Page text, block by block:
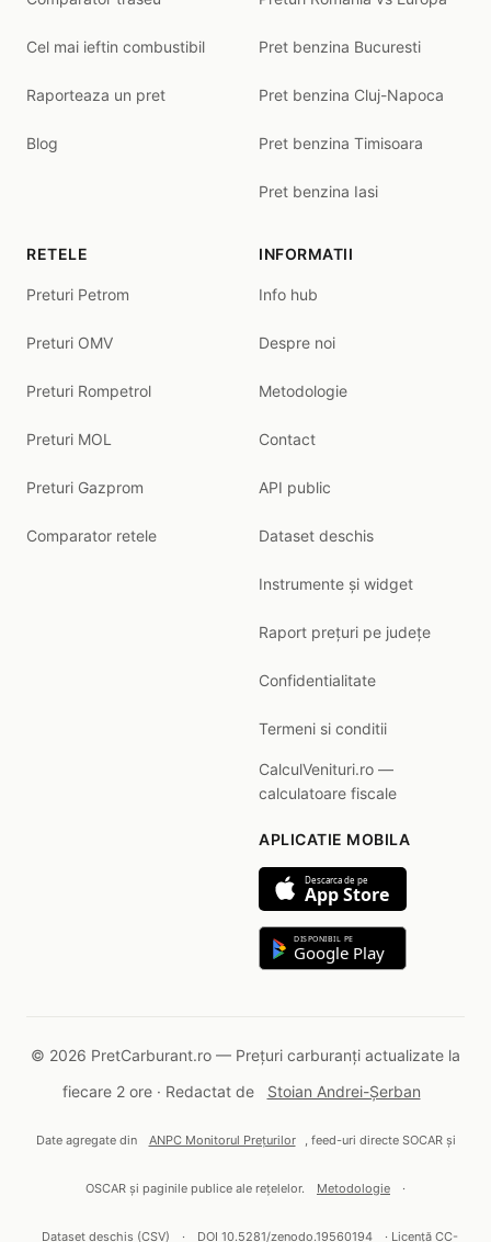
Cel mai ieftin combustibil
Raporteaza un pret
Blog
Pret benzina Bucuresti
Pret benzina Cluj-Napoca
Pret benzina Timisoara
Pret benzina Iasi
RETELE
Preturi Petrom
Preturi OMV
Preturi Rompetrol
Preturi MOL
Preturi Gazprom
Comparator retele
INFORMATII
Info hub
Despre noi
Metodologie
Contact
API public
Dataset deschis
Instrumente și widget
Raport prețuri pe județe
Confidentialitate
Termeni si conditii
CalculVenituri.ro —
calculatoare fiscale
APLICATIE MOBILA
Descarca de pe
App Store
DISPONIBIL PE
Google Play
© 2026 PretCarburant.ro — Prețuri carburanți actualizate la
fiecare 2 ore · Redactat de
Stoian Andrei-Șerban
Date agregate din ANPC Monitorul Prețurilor , feed-uri directe SOCAR și
OSCAR și paginile publice ale rețelelor. Metodologie ·
Dataset deschis (CSV) · DOI 10.5281/zenodo.19560194 · Licență CC-